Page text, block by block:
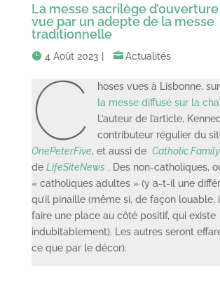
La messe sacrilège
vue par un adepte de la messe
traditionnelle
4 Août 2023 Actualités
C hoses vues à Lisbonne,
la messe diffusé sur la
L’auteur de l’article,
contributeur régulier du
OnePeterFive, et aussi de Catholic
de LifeSiteNews . Des non-catholiques,
« catholiques adultes » (y a-t-il une
qu’il pinaille (même si, de façon louable,
faire une place au côté positif, qui existe
indubitablement). Les autres seront
ce que par le décor).